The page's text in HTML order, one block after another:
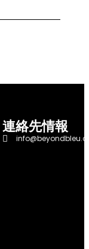
連絡先情報